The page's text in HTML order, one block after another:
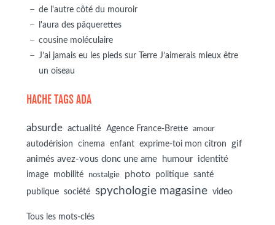
de l'autre côté du mouroir
l'aura des pâquerettes
cousine moléculaire
J’ai jamais eu les pieds sur Terre J’aimerais mieux être
un oiseau
HACHE TAGS ADA
absurde actualité Agence France-Brette amour
autodérision cinema enfant exprime-toi mon citron
gif
animés avez-vous donc une ame
humour identité
image mobilité nostalgie photo politique
santé
publique
société spychologie magasine video
Tous les mots-clés